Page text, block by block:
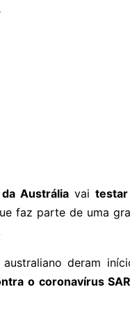
Austráliavaitestar
faz parte de uma
deram
o coronavírus